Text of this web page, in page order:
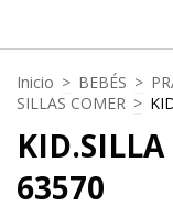
Inicio > BEBÉS >
SILLAS COMER >
KID.SILLA
63570